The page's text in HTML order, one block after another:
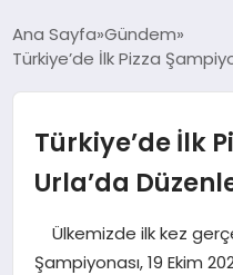
DÜNYA
EKONOMI
SPOR
TEKNOLOJI
Ana Sayfa Gündem
Türkiye’de İlk Pizza
Türkiye’de İlk
Urla’da
Ülkemizde ilk kez
Şampiyonası, 19 Ekim